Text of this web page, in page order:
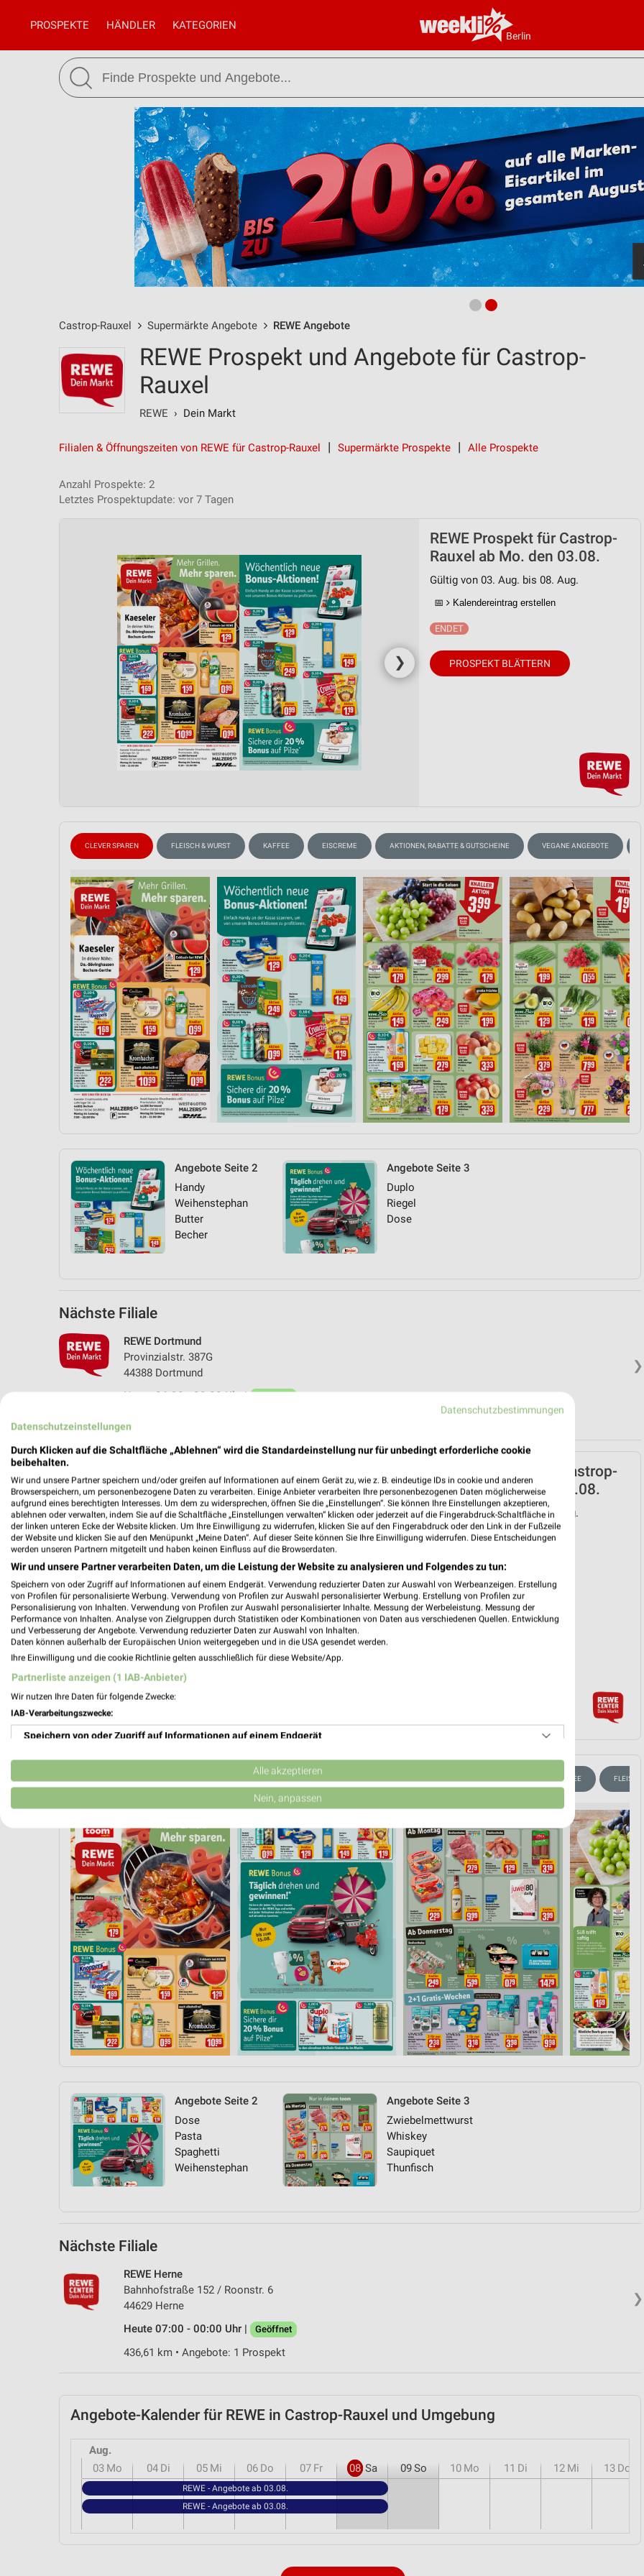
Berlin
PROSPEKTE HÄNDLER KATEGORIEN
Castrop-Rauxel Supermärkte Angebote REWE Angebote
REWE Prospekt und Angebote für Castrop-
Rauxel
REWE › Dein Markt
Filialen & Öffnungszeiten von REWE für Castrop-Rauxel Supermärkte Prospekte Alle Prospekte
Anzahl Prospekte: 2
Letztes Prospektupdate: vor 7 Tagen
❯
REWE Prospekt für Castrop-
Rauxel ab Mo. den 03.08.
Gültig von 03. Aug. bis 08. Aug.
📅 Kalendereintrag erstellen
PROSPEKT BLÄTTERN
CLEVER SPAREN FLEISCH & WURST KAFFEE EISCREME AKTIONEN, RABATTE & GUTSCHEINE VEGANE ANGEBOTE
Angebote Seite 2
Handy
Weihenstephan
Butter
Becher
Angebote Seite 3
Duplo
Riegel
Dose
Nächste Filiale
❯
REWE Dortmund
Provinzialstr. 387G
44388 Dortmund
Heute 06:30 - 22:00 Uhr | Geöffnet
❯
REWE Prospekt für Castrop-
Rauxel ab Mo. den 03.08.
Gültig von 03. Aug. bis 08. Aug.
📅 Kalendereintrag erstellen
PROSPEKT BLÄTTERN
KAFFEE FLEISCH
Angebote Seite 2
Dose
Pasta
Spaghetti
Weihenstephan
Angebote Seite 3
Zwiebelmettwurst
Whiskey
Saupiquet
Thunfisch
Nächste Filiale
❯
REWE Herne
Bahnhofstraße 152 / Roonstr. 6
44629 Herne
Heute 07:00 - 00:00 Uhr |
Geöffnet
436,61 km • Angebote: 1 Prospekt
Angebote-Kalender für REWE in Castrop-Rauxel und Umgebung
Aug.
03 Mo 04 Di 05 Mi 06 Do 07 Fr 08 Sa 09So 10 Mo 11 Di 12 Mi 13 Do
REWE - Angebote ab 03.08.
REWE - Angebote ab 03.08.
Datenschutzbestimmungen
Datenschutzeinstellungen
Durch Klicken auf die Schaltfläche „Ablehnen“ wird die Standardeinstellung nur für unbedingt erforderliche cookie
beibehalten.
Wir und unsere Partner speichern und/oder greifen auf Informationen auf einem Gerät zu, wie z. B. eindeutige IDs in cookie und anderen
Browserspeichern, um personenbezogene Daten zu verarbeiten. Einige Anbieter verarbeiten Ihre personenbezogenen Daten möglicherweise
aufgrund eines berechtigten Interesses. Um dem zu widersprechen, öffnen Sie die „Einstellungen“. Sie können Ihre Einstellungen akzeptieren,
ablehnen oder verwalten, indem Sie auf die Schaltfläche „Einstellungen verwalten“ klicken oder jederzeit auf die Fingerabdruck-Schaltfläche in
der linken unteren Ecke der Website klicken. Um Ihre Einwilligung zu widerrufen, klicken Sie auf den Fingerabdruck oder den Link in der Fußzeile
der Website und klicken Sie auf den Menüpunkt „Meine Daten“. Auf dieser Seite können Sie Ihre Einwilligung widerrufen. Diese Entscheidungen
werden unseren Partnern mitgeteilt und haben keinen Einfluss auf die Browserdaten.
Wir und unsere Partner verarbeiten Daten, um die Leistung der Website zu analysieren und Folgendes zu tun:
Speichern von oder Zugriff auf Informationen auf einem Endgerät. Verwendung reduzierter Daten zur Auswahl von Werbeanzeigen. Erstellung
von Profilen für personalisierte Werbung. Verwendung von Profilen zur Auswahl personalisierter Werbung. Erstellung von Profilen zur
Personalisierung von Inhalten. Verwendung von Profilen zur Auswahl personalisierter Inhalte. Messung der Werbeleistung. Messung der
Performance von Inhalten. Analyse von Zielgruppen durch Statistiken oder Kombinationen von Daten aus verschiedenen Quellen. Entwicklung
und Verbesserung der Angebote. Verwendung reduzierter Daten zur Auswahl von Inhalten.
Daten können außerhalb der Europäischen Union weitergegeben und in die USA gesendet werden.
Ihre Einwilligung und die cookie Richtlinie gelten ausschließlich für diese Website/App.
Partnerliste anzeigen (1 IAB-Anbieter)
Wir nutzen Ihre Daten für folgende Zwecke:
IAB-Verarbeitungszwecke:
Speichern von oder Zugriff auf Informationen auf einem Endgerät
Verwendung reduzierter Daten zur Auswahl von Werbeanzeigen
Erstellung von Profilen für personalisierte Werbung
Erstellung von Profilen zur Personalisierung von Inhalten
Verwendung von Profilen zur Auswahl personalisierter Inhalte
Messung der Werbeleistung
Messung der Performance von Inhalten
Analyse von Zielgruppen durch Statistiken oder Kombinationen von Daten aus verschiedenen
Entwicklung und Verbesserung der Angebote
Verwendung reduzierter Daten zur Auswahl von Inhalten
Geräte anhand von aktiv angeforderten Informationen identifizieren
Nicht-IAB-Verarbeitungszwecke:
Werbung
Alle akzeptieren
Nein, anpassen